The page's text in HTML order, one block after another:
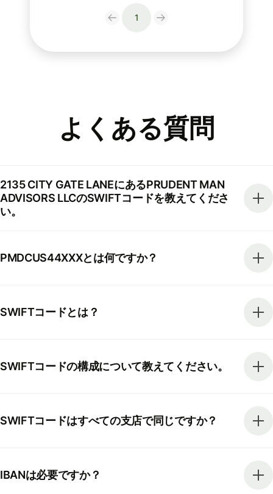
1
よくある質問
2135 CITY GATE LANEにあるPRUDENT MAN
ADVISORS LLCのSWIFTコードを教えてくださ
い。
PMDCUS44XXXとは何ですか？
SWIFTコードとは？
SWIFTコードの構成について教えてください。
SWIFTコードはすべての支店で同じですか？
IBANは必要ですか？